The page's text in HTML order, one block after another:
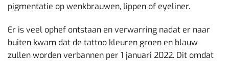
pigmentatie op wenkbrauwen, lippen of eyeliner.
Er is veel ophef ontstaan en verwarring nadat er naar
buiten kwam dat de tattoo kleuren groen en blauw
zullen worden verbannen per 1 januari 2022. Dit omdat